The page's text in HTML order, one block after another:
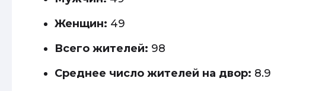
Женщин: 49
Всего жителей: 98
Среднее число жителей на двор: 8.9